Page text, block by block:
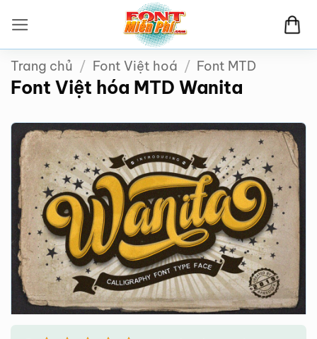
qua
nội
dung
Trang chủ / Font Việt hoá / Font MTD
Font Việt hóa MTD Wanita